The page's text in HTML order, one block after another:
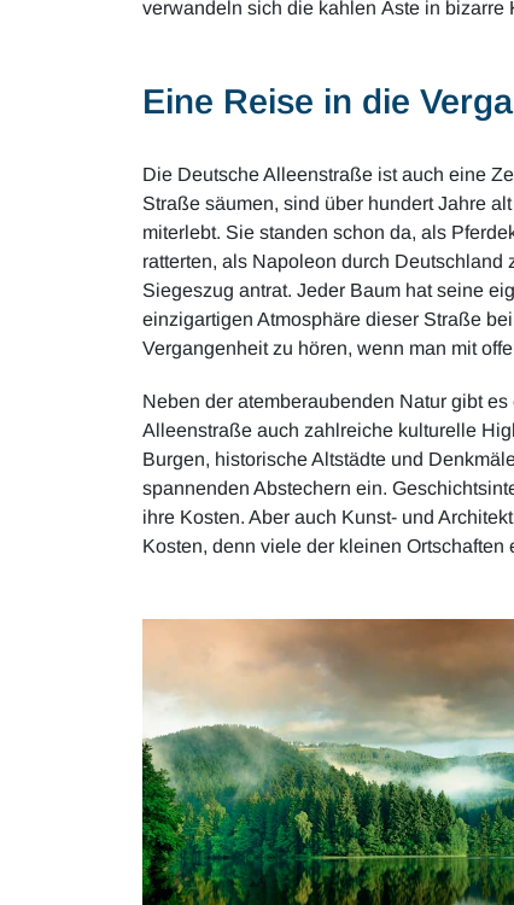
verwandeln sich die kahlen Äste in bizarre
Eine Reise in die
Die Deutsche Alleenstraße ist auch eine
Straße säumen, sind über hundert Jahre
miterlebt. Sie standen schon da, als
ratterten, als Napoleon durch Deutschland
Siegeszug antrat. Jeder Baum hat seine
einzigartigen Atmosphäre dieser Straße
Vergangenheit zu hören, wenn man mit
Neben der atemberaubenden Natur gibt
Alleenstraße auch zahlreiche kulturelle
Burgen, historische Altstädte und
spannenden Abstechern ein.
ihre Kosten. Aber auch Kunst- und
Kosten, denn viele der kleinen